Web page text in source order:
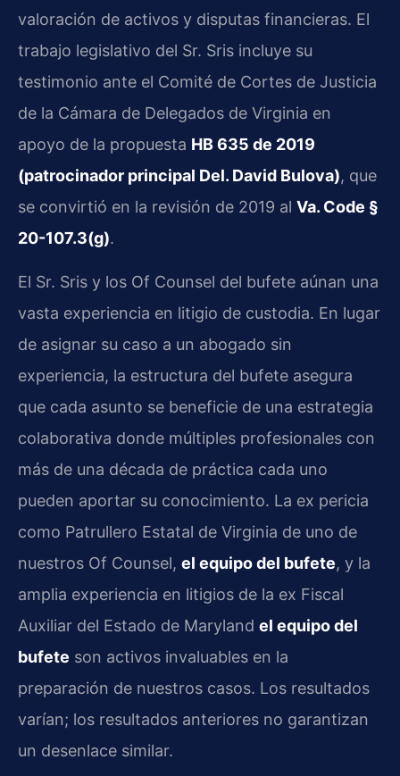
valoración de activos y disputas financieras. El
trabajo legislativo del Sr. Sris incluye su
testimonio ante el Comité de Cortes de Justicia
de la Cámara de Delegados de Virginia en
apoyo de la propuesta HB 635 de 2019
(patrocinador principal Del. David Bulova), que
se convirtió en la revisión de 2019 al Va. Code §
20-107.3(g).
El Sr. Sris y los Of Counsel del bufete aúnan una
vasta experiencia en litigio de custodia. En lugar
de asignar su caso a un abogado sin
experiencia, la estructura del bufete asegura
que cada asunto se beneficie de una estrategia
colaborativa donde múltiples profesionales con
más de una década de práctica cada uno
pueden aportar su conocimiento. La ex pericia
como Patrullero Estatal de Virginia de uno de
nuestros Of Counsel, el equipo del bufete, y la
amplia experiencia en litigios de la ex Fiscal
Auxiliar del Estado de Maryland el equipo del
bufete son activos invaluables en la
preparación de nuestros casos. Los resultados
varían; los resultados anteriores no garantizan
un desenlace similar.